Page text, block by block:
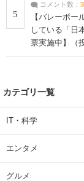
5
コメント数： 3
【バレーボ
している「日
票実施中】（
カテゴリ一覧
IT・科学
エンタメ
グルメ